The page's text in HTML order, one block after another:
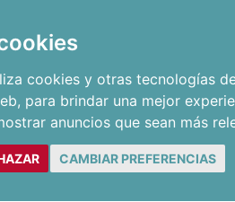
cookies y otras tecnologías
, para brindar una mejor
anuncios que sean más
CAMBIAR PREFERENCIAS